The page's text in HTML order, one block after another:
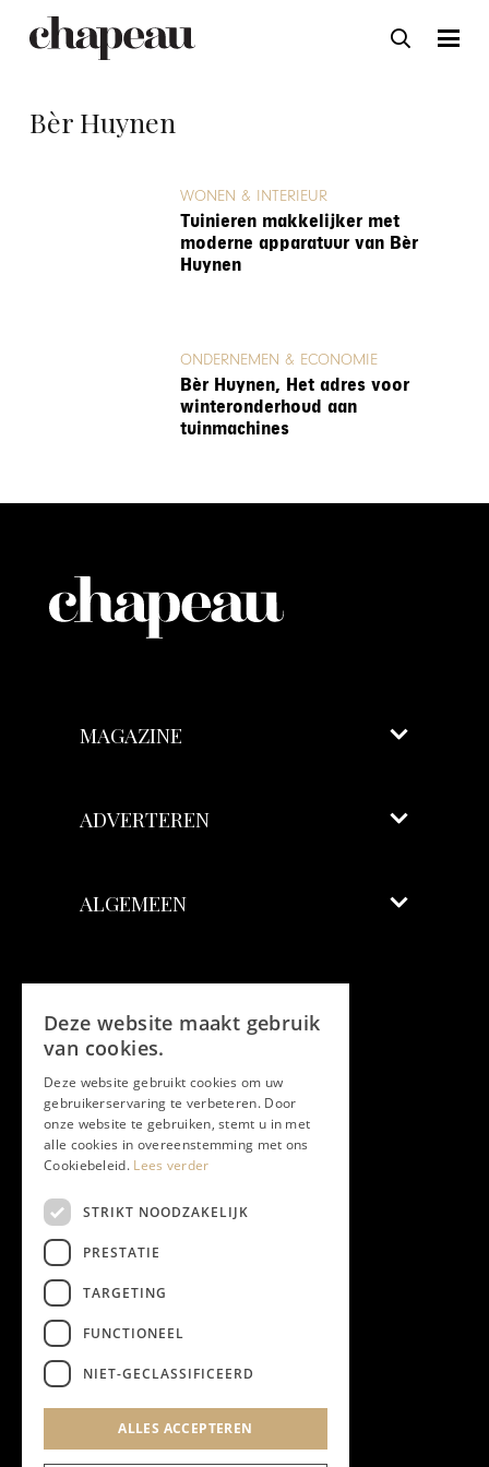
Bèr Huynen
WONEN & INTERIEUR
Tuinieren makkelijker met
moderne apparatuur van Bèr
Huynen
ONDERNEMEN & ECONOMIE
Bèr Huynen, Het adres voor
winteronderhoud aan
tuinmachines
MAGAZINE
ADVERTEREN
ALGEMEEN
Facebook
Twitter
Instagram
YouTube
NIEUWSBRIEF
Privacyverklaring
Deze website maakt gebruik
van cookies.
Deze website gebruikt cookies om uw
gebruikerservaring te verbeteren. Door
onze website te gebruiken, stemt u in met
alle cookies in overeenstemming met ons
Cookiebeleid. Lees verder
STRIKT NOODZAKELIJK
PRESTATIE
TARGETING
FUNCTIONEEL
NIET-GECLASSIFICEERD
ALLES ACCEPTEREN